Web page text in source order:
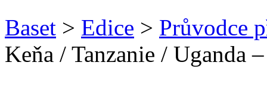
Baset > Edice > Průvodce
Keňa / Tanzanie / Uganda